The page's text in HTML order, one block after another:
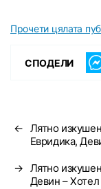
Прочети цялата
СПОДЕЛИ
← Лятно
Евридика,
→ Лятно
Девин –